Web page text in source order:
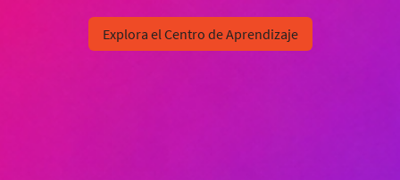
Explora el Centro de Aprendizaje